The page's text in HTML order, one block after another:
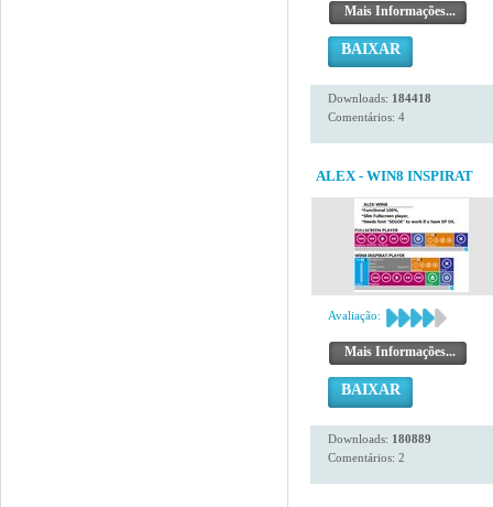
Mais Informações...
BAIXAR
Downloads: 184418
Comentários: 4
ALEX - WIN8 INSPIRAT
Avaliação:
Mais Informações...
BAIXAR
Downloads: 180889
Comentários: 2